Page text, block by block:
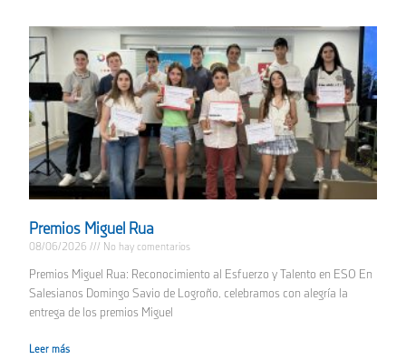
Premios Miguel Rua
08/06/2026 No hay comentarios
Premios Miguel Rua: Reconocimiento al Esfuerzo y Talento en ESO En
Salesianos Domingo Savio de Logroño, celebramos con alegría la
entrega de los premios Miguel
Leer más